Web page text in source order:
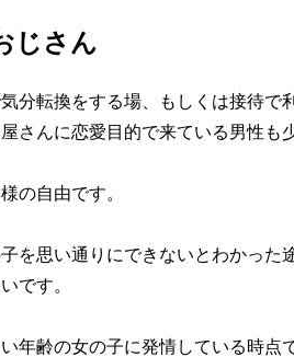
じさん
分転換をする場、もしくは接待で
さんに恋愛目的で来ている男性も
の自由です。
を思い通りにできないとわかった
です。
年齢の女の子に発情している時点